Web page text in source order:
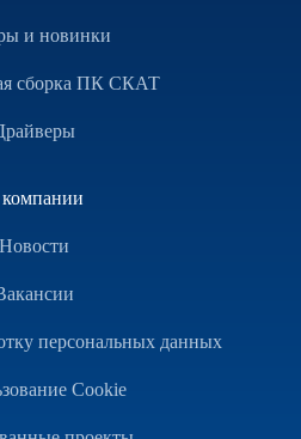
и новинки
сборка ПК СКАТ
Новости
персональных данных
Cookie